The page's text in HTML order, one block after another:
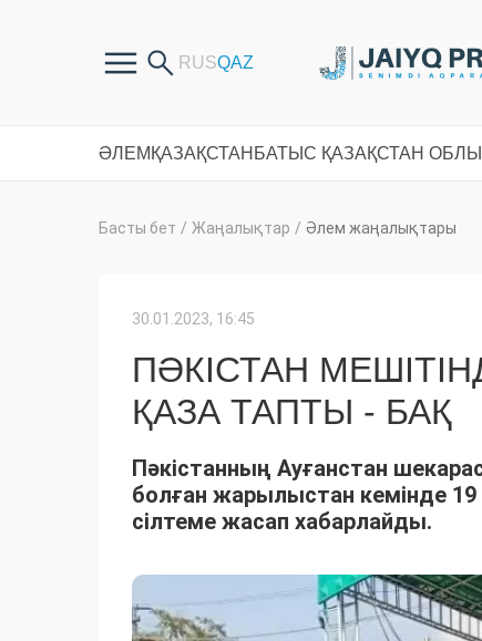
ӘЛЕМ ҚАЗАҚСТАН БАТЫС ҚАЗАҚСТАН
Басты бет / Жаңалықтар / Әлем жаңалықтары
30.01.2023, 16:45
ПӘКІСТАН
ҚАЗА ТАПТЫ - БАҚ
Пәкістанның Ауғанстан
болған жарылыстан кемінде
сілтеме жасап хабарлайды.